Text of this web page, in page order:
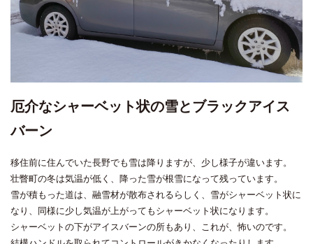
厄介なシャーベット状の雪とブラックアイス
バーン
移住前に住んでいた長野でも雪は降りますが、少し様子が違います。
壮瞥町の冬は気温が低く、降った雪が根雪になって残っています。
雪が積もった道は、融雪材が散布されるらしく、雪がシャーベット状に
なり、同様に少し気温が上がってもシャーベット状になります。
シャーベットの下がアイスバーンの所もあり、これが、怖いのです。